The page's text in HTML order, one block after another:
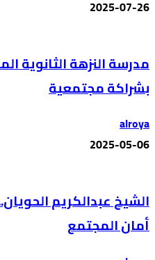
2025-07-26
مدرسة النزهة الثانوية
بشراكة مجتمعية
alroya
2025-05-06
الشيخ عبدالكريم
أمان المجتمع